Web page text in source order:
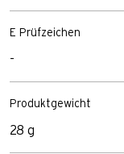
E Prüfzeichen
-
Produktgewicht
28 g